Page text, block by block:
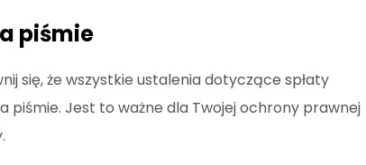
piśmie
się, że wszystkie ustalenia dotyczące spłaty
piśmie. Jest to ważne dla Twojej ochrony prawnej